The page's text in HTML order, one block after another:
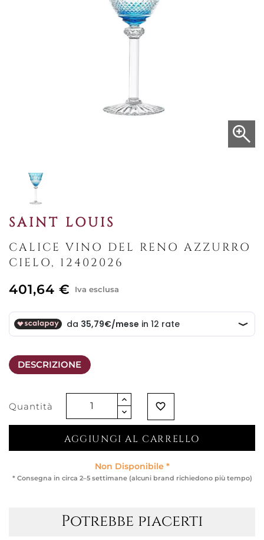
SAINT LOUIS
CALICE VINO DEL RENO AZZURRO
CIELO, 12402026
401,64 € Iva esclusa
DESCRIZIONE
Quantità favorite_border
AGGIUNGI AL CARRELLO
Non Disponibile *
* Consegna in circa 2–5 settimane (alcuni brand richiedono più tempo)
Potrebbe piacerti